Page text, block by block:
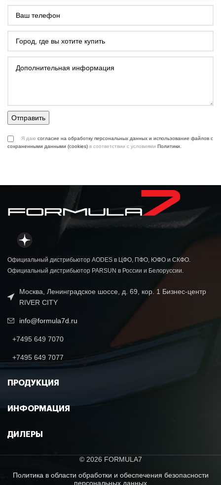
Я даю согласие на обработку персональных данных и использование файлов с
сохраненными данными (cookies) в соответствии с условиями Политики.
Официальный дистрибьютор AODES в ЦФО, ПФО, ЮФО и СКФО.
Официальный дистрибьютор PARSUN в России и Белоруссии.
Москва, Ленинградское шоссе, д. 69, кор. 1 Бизнес-центр
RIVER CITY
info@formula7d.ru
+7495 649 7070
+7495 649 7077
ПРОДУКЦИЯ
ИНФОРМАЦИЯ
ДИЛЕРЫ
© 2026 FORMULA7
Политика в области обработки и обеспечения безопасности
персональных данных